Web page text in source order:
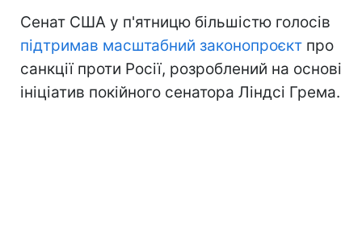
Сенат США у п'ятницю більшістю голосів
підтримав масштабний законопроєкт про
санкції проти Росії, розроблений на основі
ініціатив покійного сенатора Ліндсі Грема.